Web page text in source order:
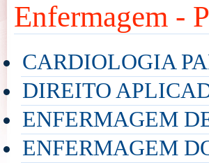
Enfermagem -
CARDIOLOGIA
DIREITO
ENFERMAGEM
ENFERMAGEM